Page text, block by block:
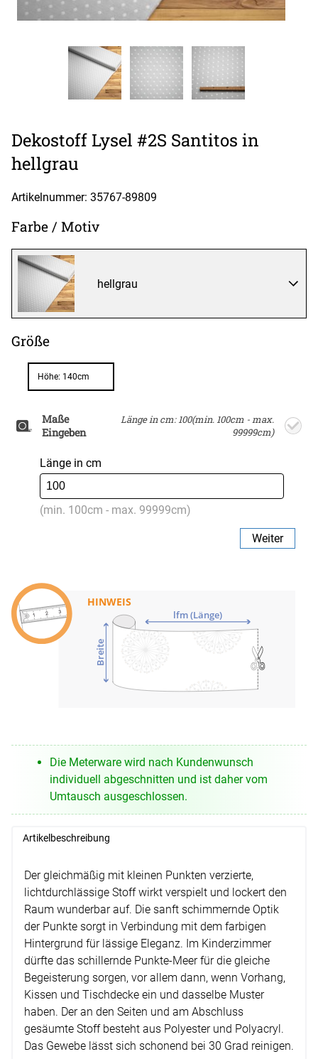
Dekostoff Lysel #2S Santitos in
hellgrau
Artikelnummer: 35767-89809
Farbe / Motiv
hellgrau
Größe
Höhe: 140cm
Maße
Eingeben
Länge in cm: 100(min. 100cm - max.
99999cm)
Länge in cm
(min. 100cm - max. 99999cm)
Weiter
lfm (Länge)
Breite
HINWEIS
Die Meterware wird nach Kundenwunsch
individuell abgeschnitten und ist daher vom
Umtausch ausgeschlossen.
Artikelbeschreibung
Der gleichmäßig mit kleinen Punkten verzierte,
lichtdurchlässige Stoff wirkt verspielt und lockert den
Raum wunderbar auf. Die sanft schimmernde Optik
der Punkte sorgt in Verbindung mit dem farbigen
Hintergrund für lässige Eleganz. Im Kinderzimmer
dürfte das schillernde Punkte-Meer für die gleiche
Begeisterung sorgen, vor allem dann, wenn Vorhang,
Kissen und Tischdecke ein und dasselbe Muster
haben. Der an den Seiten und am Abschluss
gesäumte Stoff besteht aus Polyester und Polyacryl.
Das Gewebe lässt sich schonend bei 30 Grad reinigen.